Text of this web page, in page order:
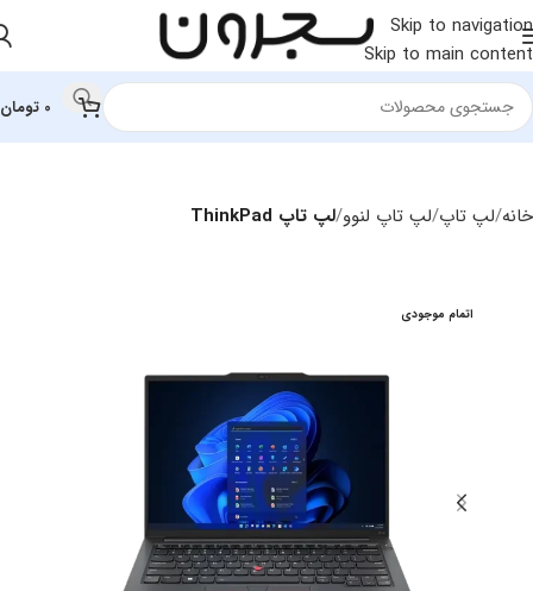
Skip to navigation
Skip to main content
0 تومان
خانه لپ تاپ لپ‌ تاپ لنوو لپ تاپ ThinkPad
اتمام موجودی